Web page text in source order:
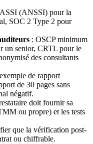
(ANSSI) pour la
SOC 2 Type 2 pour
: OSCP minimum
un senior, CRTL pour le
des consultants
de rapport
de 30 pages sans
négatif.
doit fournir sa
ou propre) et les tests
que la vérification post-
ou chiffrable.